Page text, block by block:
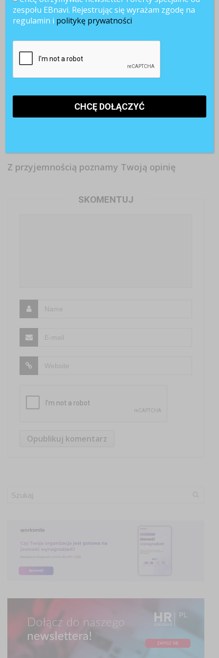
pracowniczy a
Wynagrodzenia
przyszłości –
Benefity w
sektorze MŚP
efektywności
Z przyjemnością poznamy Twoją opinię
SKOMENTUJ
zespołu EBnavi. Rejestrując się wyrażam zgodę na
regulamin i politykę prywatności